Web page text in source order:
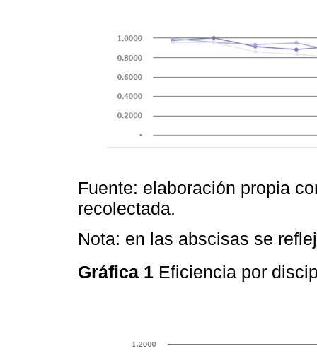
Fuente: elaboración propia
recolectada.
Nota: en las abscisas se
Gráfica 1 Eficiencia por